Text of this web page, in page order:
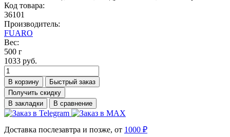
Код товара:
36101
Производитель:
FUARO
Вес:
500 г
1033 руб.
В корзину
Быстрый заказ
Получить скидку
В закладки
В сравнение
Доставка послезавтра и позже, от 1000 ₽